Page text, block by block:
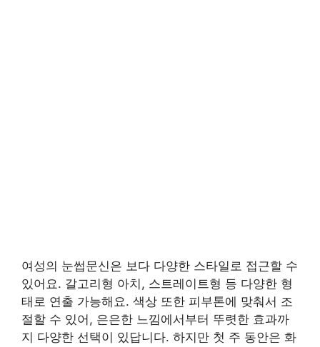
여성의 눈썹문신은 보다 다양한 스타일로 접근할 수
있어요. 갈고리형 아치, 스트레이트형 등 다양한 형
태로 연출 가능해요. 색상 또한 피부톤에 맞춰서 조
절할 수 있어, 은은한 느낌에서부터 뚜렷한 효과까
지 다양한 선택이 있답니다. 하지만 첫 주 동안은 화